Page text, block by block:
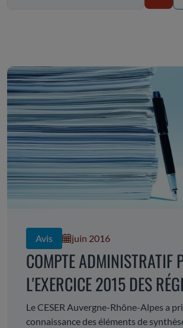
Avis juin 2016
COMPTE ADMINISTRATIF
L'EXERCICE 2015 DES
AUVERGNE ET RHÔNE-
Le CESER Auvergne-Rhône-Alpes a
connaissance des éléments de